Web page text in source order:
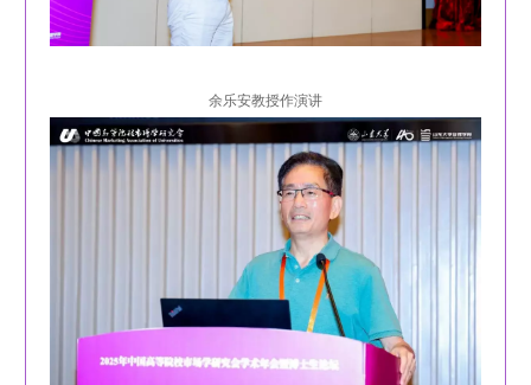
余乐安教授作演讲